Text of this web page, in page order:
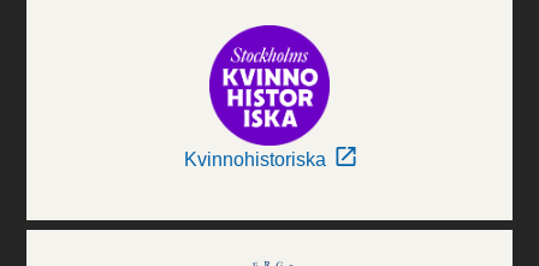
Kvinnohistoriska